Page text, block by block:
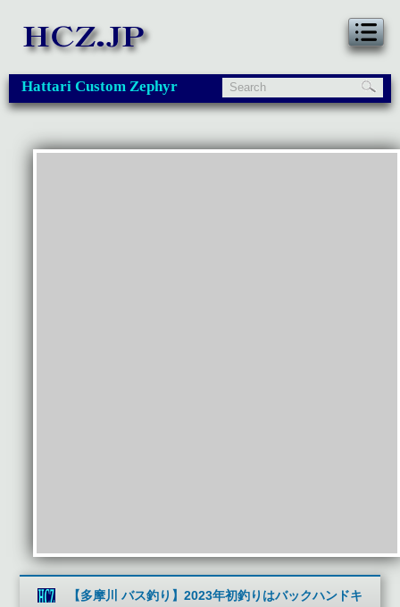
Hattari Custom Zephyr
【多摩川 バス釣り】2023年初釣りはバックハンドキ